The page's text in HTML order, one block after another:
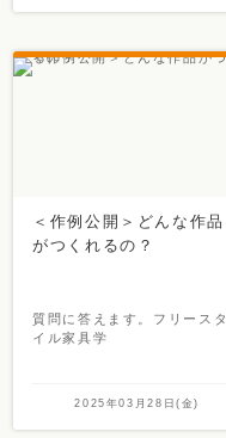
＜作例公開＞どんな作品
がつくれるの？
質問に答えます。フリースタ
イル家具学
2025年03月28日(金)